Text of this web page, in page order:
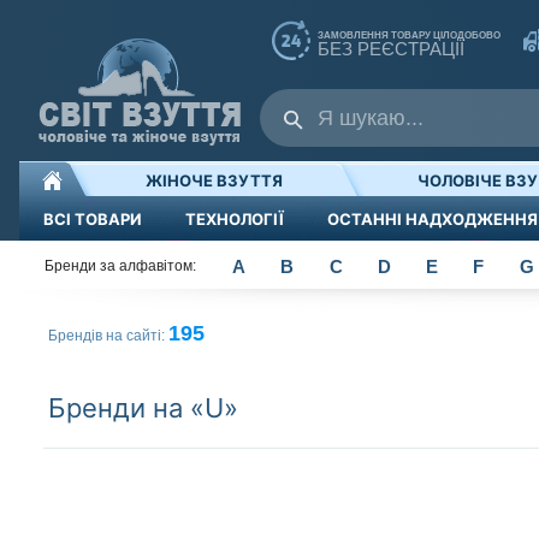
ЗАМОВЛЕННЯ ТОВАРУ ЦІЛОДОБОВО
БЕЗ РЕЄСТРАЦІЇ
ВСІ ТОВАРИ ТЕХНОЛОГІЇ ОСТАННІ НАДХОДЖЕННЯ
ЖІНОЧЕ ВЗУТТЯ ЧОЛОВІЧЕ
Брендів на сайті: 195
Бренди на «U»
Бренди за алфавітом: A B C D E F G